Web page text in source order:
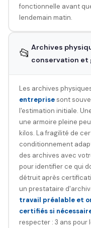
fonctionnelle avant
lendemain matin.
📂 Archives
conservation et
Les archives
entreprisesont
l'estimation initiale.
une armoire pleine
kilos. La fragilité de
conditionnement
des archives avec
pour identifier ce qui
détruit après
un prestataire
travail préalable et
certifiés si
respecter : 3 ans pour